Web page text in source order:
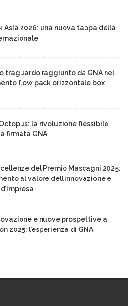
Asia 2026: una nuova tappa della
traguardo raggiunto da GNA nel
flow pack orizzontale box
la rivoluzione flessibile
firmata GNA
del Premio Mascagni 2025:
al valore dell’innovazione e
e nuove prospettive a
2025: l’esperienza di GNA